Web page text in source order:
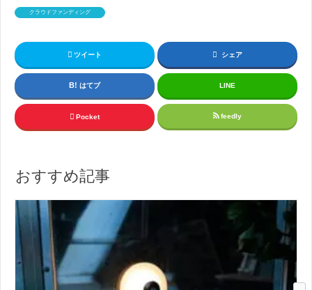
クラウドファンディング
ツイート シェア
はてブ LINE
Pocket feedly
おすすめ記事